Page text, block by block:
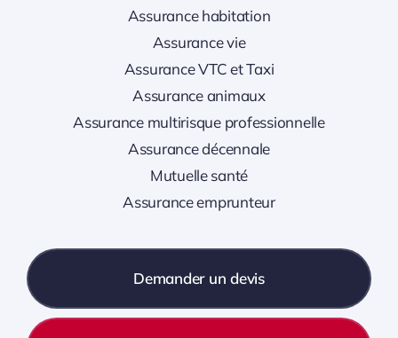
Assurance habitation
Assurance vie
Assurance VTC et Taxi
Assurance animaux
Assurance multirisque professionnelle
Assurance décennale
Mutuelle santé
Assurance emprunteur
Demander un devis